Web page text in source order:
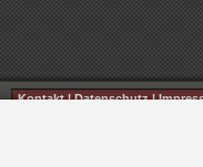
Kontakt|Datenschutz|